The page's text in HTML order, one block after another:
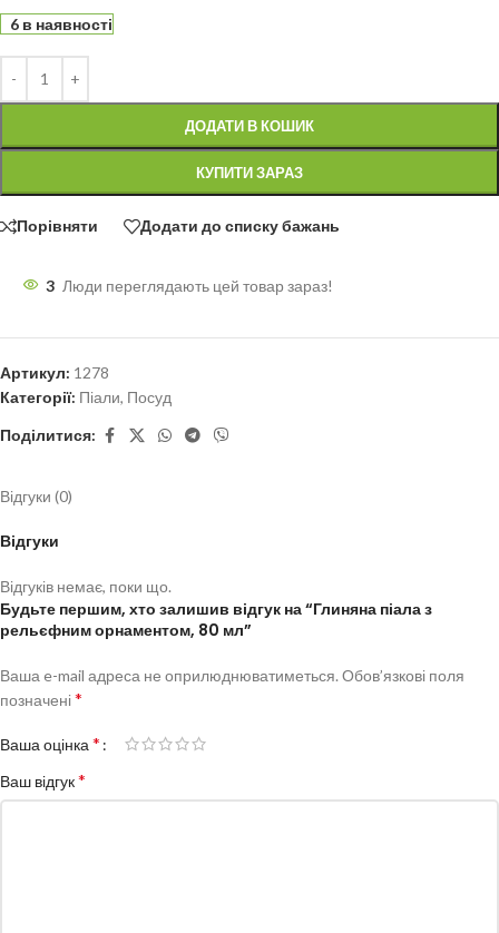
6 в наявності
ДОДАТИ В КОШИК
КУПИТИ ЗАРАЗ
Порівняти Додати до списку бажань
3 Люди переглядають цей товар зараз!
Артикул: 1278
Категорії: Піали, Посуд
Поділитися:
Відгуки (0)
Відгуки
Відгуків немає, поки що.
Будьте першим, хто залишив відгук на “Глиняна піала з
рельєфним орнаментом, 80 мл”
Ваша e-mail адреса не оприлюднюватиметься. Обов’язкові поля
позначені*
Ваша оцінка *
Ваш відгук*